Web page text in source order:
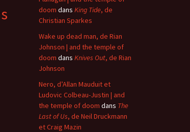
doom dans King Tide, de
Christian Sparkes
Wake up dead man, de Rian
Johnson | and the temple of
doom dans Knives Out, de Rian
Johnson
Nero, d’Allan Mauduit et
Ludovic Colbeau-Justin | and
the temple of doom dans The
Last of Us, de Neil Druckmann
et Craig Mazin